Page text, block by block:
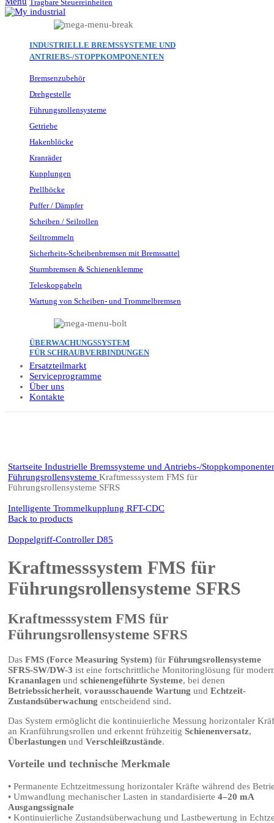
Tragbare Steuereinheiten
INDUSTRIELLE BREMSSYSTEME UND
ANTRIEBS-/STOPPKOMPONENTEN
Bremsenzubehör
Drehgestelle
Führungsrollensysteme
Getriebe
Hakenblöcke
Kranräder
Kupplungen
Prellböcke
Puffer / Dämpfer
Scheiben / Seilrollen
Seiltrommeln
Sicherheits-Scheibenbremsen mit Bremssattel
Sturmbremsen & Schienenklemme
Teleskopgabeln
Wartung von Scheiben- und Trommelbremsen
ÜBERWACHUNGSSYSTEM
FÜR SCHRAUBVERBINDUNGEN
Ersatzteilmarkt
Serviceprogramme
Über uns
Kontakte
Startseite Industrielle Bremssysteme und Antriebs-/
Führungsrollensysteme Kraftmesssystem FMS für
Führungsrollensysteme SFRS
Intelligente Trommelkupplung RFT-CDC
Back to products
Doppelgriff-Controller D85
Kraftmesssystem FMS für
Führungsrollensysteme SFRS
Kraftmesssystem FMS für
Führungsrollensysteme SFRS
Das FMS (Force Measuring System) für Führungsrollensysteme
SFRS-SW/DW-3 ist eine fortschrittliche Monitoringlösung für
Krananlagen und schienengeführte Systeme, bei denen
Betriebssicherheit, vorausschauende Wartung und Echtzeit-
Zustandsüberwachung entscheidend sind.
Das System ermöglicht die kontinuierliche Messung horizontaler
an Kranführungsrollen und erkennt frühzeitig Schienenversatz,
Überlastungen und Verschleißzustände.
Vorteile und technische Merkmale
• Permanente Echtzeitmessung horizontaler Kräfte während des
• Umwandlung mechanischer Lasten in standardisierte 4–20 mA
Ausgangssignale
• Kontinuierliche Zustandsüberwachung und Lastbewertung in